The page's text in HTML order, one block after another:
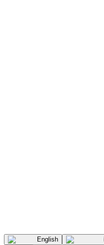
English